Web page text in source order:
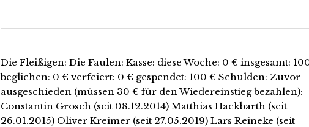
Die Fleißigen: Die Faulen: Kasse: diese Woche: 0 € insgesamt:
beglichen: 0 € verfeiert: 0 € gespendet: 100 € Schulden: Zuvor
ausgeschieden (müssen 30 € für den Wiedereinstieg bezahlen):
Constantin Grosch (seit 08.12.2014) Matthias Hackbarth (seit
26.01.2015) Oliver Kreimer (seit 27.05.2019) Lars Reineke (seit